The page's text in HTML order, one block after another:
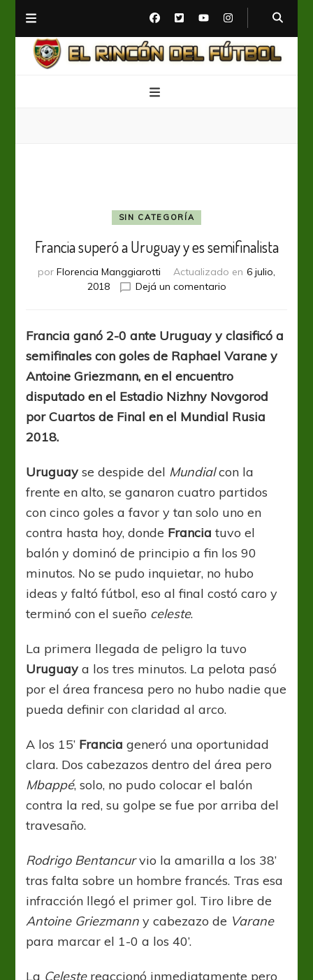
SIN CATEGORÍA
Francia superó a Uruguay y es semifinalista
por Florencia Manggiarotti Actualizado en 6 julio,
2018
Dejá un comentarioen
Uruguay
y
es
semifinalista
Francia ganó 2-0 ante Uruguay y clasificó a
semifinales con goles de Raphael Varane y
Antoine Griezmann, en el encuentro
disputado en el Estadio Nizhny Novgorod
por Cuartos de Final en el Mundial Rusia
2018.
Uruguay se despide del Mundialcon la
frente en alto, se ganaron cuatro partidos
con cinco goles a favor y tan solo uno en
contra hasta hoy, donde Francia tuvo el
balón y dominó de principio a fin los 90
minutos. No se pudo inquietar, no hubo
ideas y faltó fútbol, eso al final costó caro y
terminó con el sueño celeste.
La primera llegada de peligro la tuvo
Uruguay a los tres minutos. La pelota pasó
por el área francesa pero no hubo nadie que
pueda definir con claridad al arco.
A los 15’ Francia generó una oportunidad
clara. Dos cabezazos dentro del área pero
Mbappé, solo, no pudo colocar el balón
contra la red, su golpe se fue por arriba del
travesaño.
Rodrigo Bentancurvio la amarilla a los 38’
tras falta sobre un hombre francés. Tras esa
infracción llegó el primer gol. Tiro libre de
Antoine Griezmann y cabezazo de Varane
para marcar el 1-0 a los 40’.
La Celestereaccionó inmediatamente pero